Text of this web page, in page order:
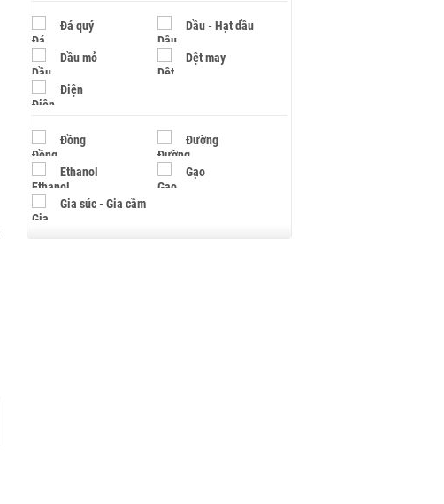
Đá quý Dầu - Hạt dầu
Dầu mỏ Dệt may
Điện
Đồng Đường
Ethanol Gạo
Gia súc - Gia cầm